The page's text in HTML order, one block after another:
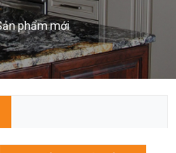
phẩm mới